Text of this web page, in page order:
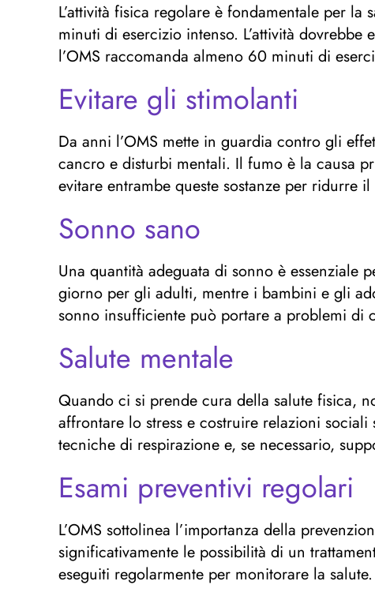
L’attività fisica regolare è fondamentale per
minuti di esercizio intenso. L’attività
l’OMS raccomanda almeno 60 minuti di
Evitare gli stimolanti
Da anni l’OMS mette in guardia contro gli
cancro e disturbi mentali. Il fumo è la causa
evitare entrambe queste sostanze per ridurre
Sonno sano
Una quantità adeguata di sonno è essenziale
giorno per gli adulti, mentre i bambini e gli
sonno insufficiente può portare a problemi di
Salute mentale
Quando ci si prende cura della salute fisica,
affrontare lo stress e costruire relazioni
tecniche di respirazione e, se necessario,
Esami preventivi regolari
L’OMS sottolinea l’importanza della
significativamente le possibilità di un
eseguiti regolarmente per monitorare la salute.